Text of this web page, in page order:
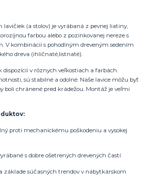
lavičiek (a stolov) je vyrábaná z pevnej liatiny,
farbou alebo z pozinkovanej nereze s
V kombinácií s pohodlným dreveným sedením
dreva (ihličnaté,listnaté).
dispozícii v rôznych veľkostiach a farbách.
sú stabilné a odolné. Naše lavice môžu byť
boli chránené pred krádežou. Montáž je veľmi
proti mechanickému poškodeniu a vysokej
s dobre ošetrených drevených častí
základe súčasných trendov v nábytkárskom